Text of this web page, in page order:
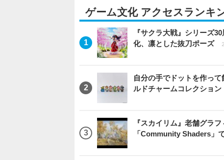
ゲーム文化 アクセスランキ
『サクラ大戦』シリーズ
化、凛とした抜刀ポーズ
自分の手でドットを作っ
ルドチャームコレクショ
『スカイリム』老舗グラ
「Community Shaders」